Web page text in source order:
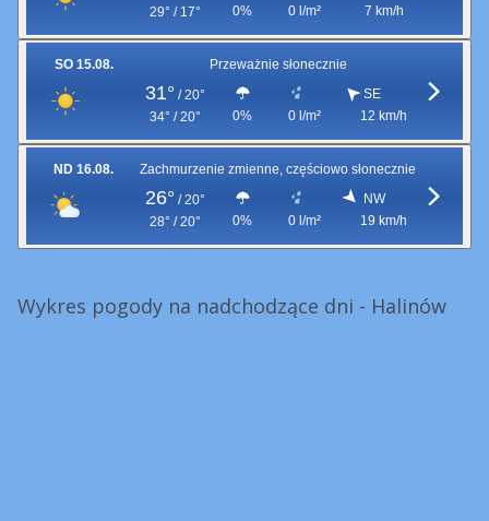
29° / 17°
0% 0 l/m²
7 km/h
SO 15.08. Przeważnie słonecznie
31° / 20°
34° / 20°
0% 0 l/m²
SE
12 km/h
ND 16.08. Zachmurzenie zmienne, częściowo słonecznie
26° / 20°
28° / 20°
0% 0 l/m²
NW
19 km/h
Wykres pogody na nadchodzące dni - Halinów